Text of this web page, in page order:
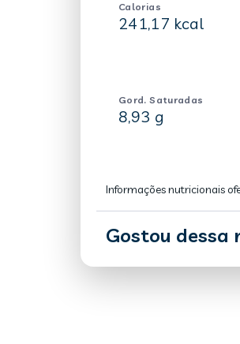
Calorias
241,17 kcal
Gord. Saturadas
8,93 g
Informações nutricionais
Gostou dessa